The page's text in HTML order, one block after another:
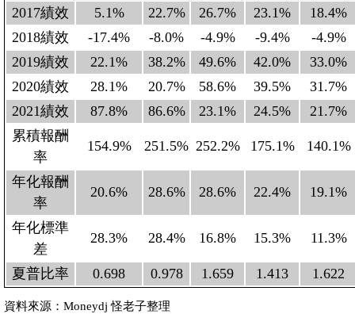
2017績效
5.1% 22.7% 26.7% 23.1%
18.4%
2018績效
-17.4% -8.0% -4.9% -9.4%
-4.9%
2019績效
22.1% 38.2% 49.6% 42.0%
33.0%
2020績效
28.1% 20.7% 58.6% 39.5%
31.7%
2021績效
87.8% 86.6% 23.1% 24.5%
21.7%
累積報酬
率
154.9% 251.5% 252.2% 175.1% 140.1%
年化報酬
率
20.6% 28.6% 28.6% 22.4% 19.1%
年化標準
差
28.3% 28.4% 16.8% 15.3% 11.3%
夏普比率 0.698 0.978 1.659 1.413 1.622
資料來源：Moneydj 怪老子整理